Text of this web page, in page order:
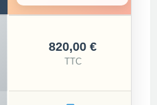
820,00 €
TTC